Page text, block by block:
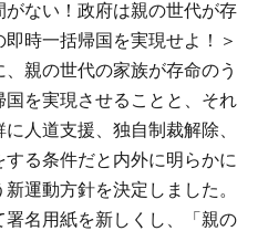
ない！政府は親の世代が存
時一括帰国を実現せよ！＞
親の世代の家族が存命のう
を実現させることと、それ
人道支援、独自制裁解除、
る条件だと内外に明らかに
運動方針を決定しました。
署名用紙を新しくし、「親の